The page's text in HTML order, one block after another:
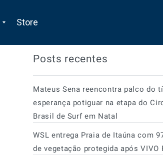
Store
Posts recentes
Mateus Sena reencontra palco do
esperança potiguar na etapa do
Brasil de Surf em Natal
WSL entrega Praia de Itaúna com
de vegetação protegida após VIVO